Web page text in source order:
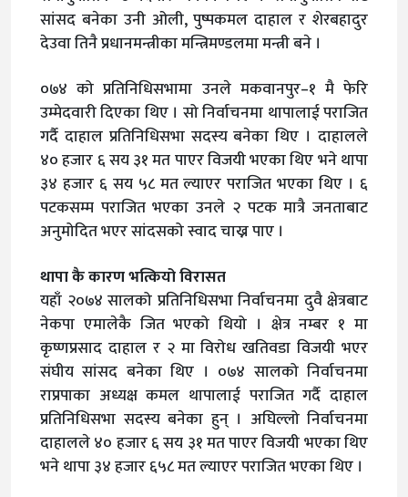
सांसद बनेका उनी ओली, पुष्पकमल दाहाल र शेरबहादुर
देउवा तिनै प्रधानमन्त्रीका मन्त्रिमण्डलमा मन्त्री बने ।
०७४ को प्रतिनिधिसभामा उनले मकवानपुर–१ मै फेरि
उम्मेदवारी दिएका थिए । सो निर्वाचनमा थापालाई पराजित
गर्दै दाहाल प्रतिनिधिसभा सदस्य बनेका थिए । दाहालले
४० हजार ६ सय ३१ मत पाएर विजयी भएका थिए भने थापा
३४ हजार ६ सय ५८ मत ल्याएर पराजित भएका थिए । ६
पटकसम्म पराजित भएका उनले २ पटक मात्रै जनताबाट
अनुमोदित भएर सांदसको स्वाद चाख्न पाए ।
थापा कै कारण भत्कियो विरासत
यहाँ २०७४ सालको प्रतिनिधिसभा निर्वाचनमा दुवै क्षेत्रबाट
नेकपा एमालेकै जित भएको थियो । क्षेत्र नम्बर १ मा
कृष्णप्रसाद दाहाल र २ मा विरोध खतिवडा विजयी भएर
संघीय सांसद बनेका थिए । ०७४ सालको निर्वाचनमा
राप्रपाका अध्यक्ष कमल थापालाई पराजित गर्दै दाहाल
प्रतिनिधिसभा सदस्य बनेका हुन् । अघिल्लो निर्वाचनमा
दाहालले ४० हजार ६ सय ३१ मत पाएर विजयी भएका थिए
भने थापा ३४ हजार ६५८ मत ल्याएर पराजित भएका थिए ।